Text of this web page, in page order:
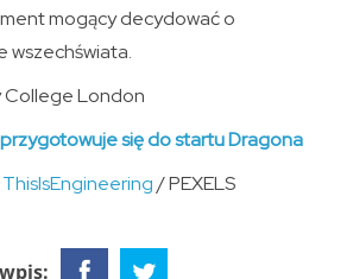
mogący decydować o
wszechświata.
College London
się do startu Dragona
ThisIsEngineering/ PEXELS